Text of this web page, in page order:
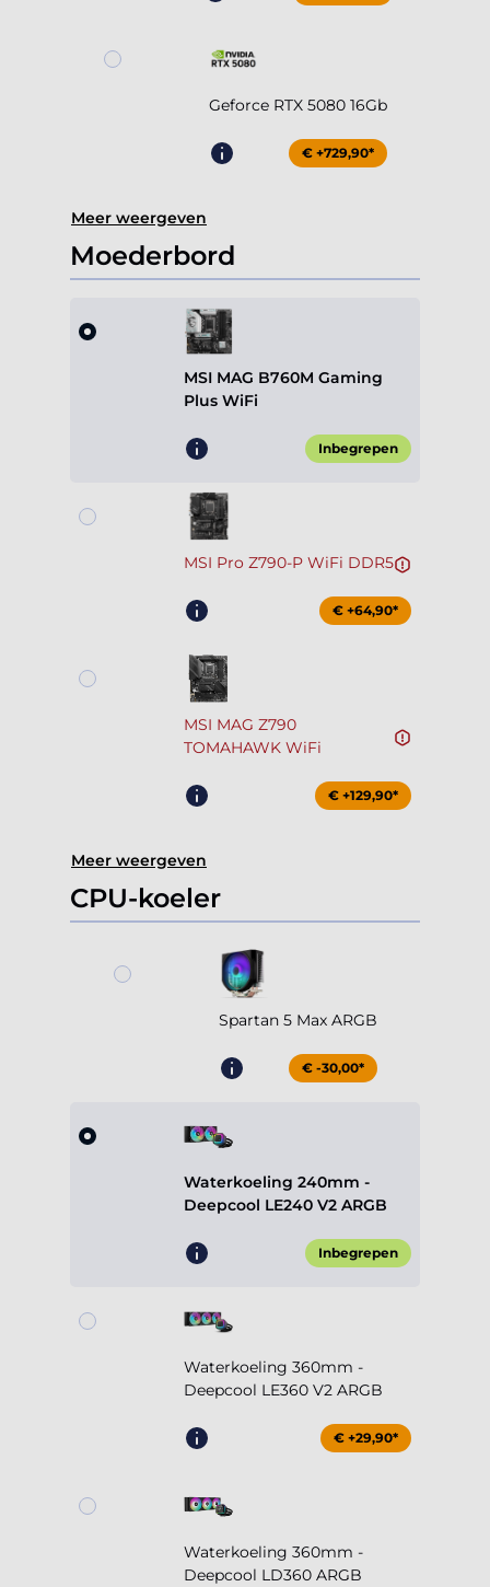
Geforce RTX 5080 16Gb
€ +729,90*
Meer weergeven
Moederbord
MSI MAG B760M Gaming
Plus WiFi
Inbegrepen
MSI Pro Z790-P WiFi DDR5
€ +64,90*
MSI MAG Z790
TOMAHAWK WiFi
€ +129,90*
Meer weergeven
CPU-koeler
Spartan 5 Max ARGB
€ -30,00*
Waterkoeling 240mm -
Deepcool LE240 V2 ARGB
Inbegrepen
Waterkoeling 360mm -
Deepcool LE360 V2 ARGB
€ +29,90*
Waterkoeling 360mm -
Deepcool LD360 ARGB